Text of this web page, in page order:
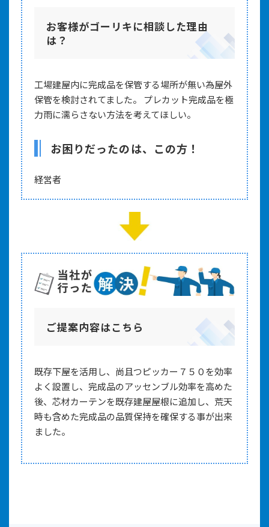
お客様がゴーリキに相談した理由
は？
工場建屋内に完成品を保管する場所が無い為屋外
保管を検討されてました。 プレカット完成品を極
力雨に濡らさない方法を考えてほしい。
お困りだったのは、この方！
経営者
ご提案内容はこちら
既存下屋を活用し、尚且つピッカー７５０を効率
よく設置し、完成品のアッセンブル効率を高めた
後、芯材カーテンを既存建屋屋根に追加し、荒天
時も含めた完成品の品質保持を確保する事が出来
ました。